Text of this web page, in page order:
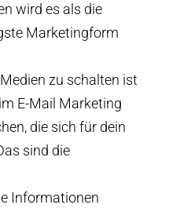
wird es als die
Marketingform
zu schalten ist
E-Mail Marketing
die sich für dein
sind die
Informationen